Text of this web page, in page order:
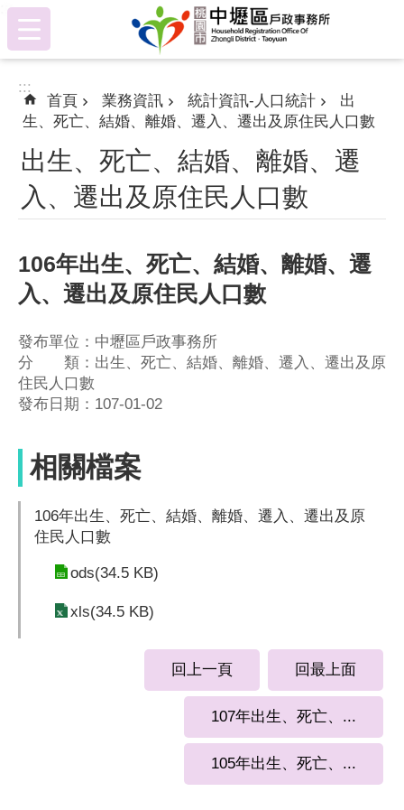
跳到主要內容區塊
:::
:::
首頁 業務資訊 統計資訊-人口統計
出
生、死亡、結婚、離婚、遷入、遷出及原住民人口數
出生、死亡、結婚、離婚、遷
入、遷出及原住民人口數
106年出生、死亡、結婚、離婚、遷
入、遷出及原住民人口數
發布單位：中壢區戶政事務所
分 類：出生、死亡、結婚、離婚、遷入、遷出及原
住民人口數
發布日期：107-01-02
相關檔案
106年出生、死亡、結婚、離婚、遷入、遷出及原
住民人口數
ods(34.5 KB)
xls(34.5 KB)
回上一頁 回最上面
107年出生、死亡、...
105年出生、死亡、...